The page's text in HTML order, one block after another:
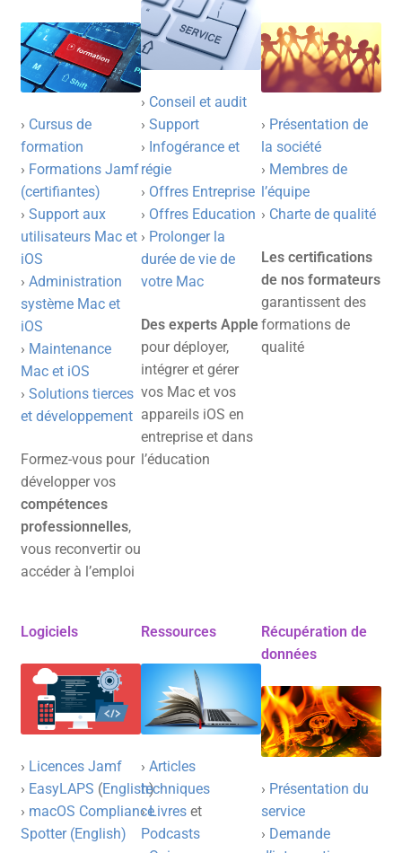
› Cursus de
formation
› Formations Jamf
(certifiantes)
› Support aux
utilisateurs Mac et
iOS
› Administration
système Mac et
iOS
› Maintenance
Mac et iOS
› Solutions tierces
et développement
Formez-vous pour
développer vos
compétences
professionnelles,
vous reconvertir ou
accéder à l’emploi
› Conseil et audit
› Support
› Infogérance et
régie
› Offres Entreprise
› Offres Education
› Prolonger la
durée de vie de
votre Mac
Des experts Apple
pour déployer,
intégrer et gérer
vos Mac et vos
appareils iOS en
entreprise et dans
l’éducation
› Présentation de
la société
› Membres de
l’équipe
› Charte de qualité
Les certifications
de nos formateurs
garantissent des
formations de
qualité
Logiciels
› Licences Jamf
› EasyLAPS (English)
› macOS Compliance
Spotter (English)
Ressources
› Articles
techniques
›Livreset
Podcasts
Récupération de
données
› Présentation du
service
› Demande